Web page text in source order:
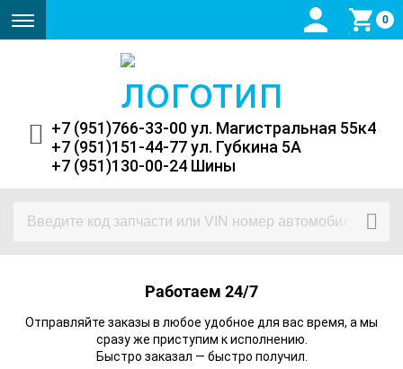
0
+7 (951)766-33-00 ул. Магистральная 55к4
+7 (951)151-44-77 ул. Губкина 5А
+7 (951)130-00-24 Шины
Работаем 24/7
Отправляйте заказы в любое удобное для вас время, а мы
сразу же приступим к исполнению.
Быстро заказал — быстро получил.